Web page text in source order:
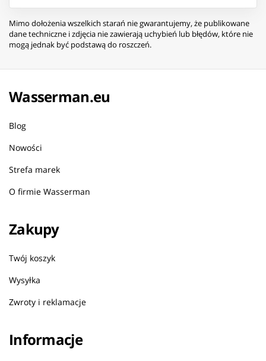
Mimo dołożenia wszelkich starań nie gwarantujemy, że publikowane
dane techniczne i zdjęcia nie zawierają uchybień lub błędów, które nie
mogą jednak być podstawą do roszczeń.
Wasserman.eu
Blog
Nowości
Strefa marek
O firmie Wasserman
Zakupy
Twój koszyk
Wysyłka
Zwroty i reklamacje
Informacje